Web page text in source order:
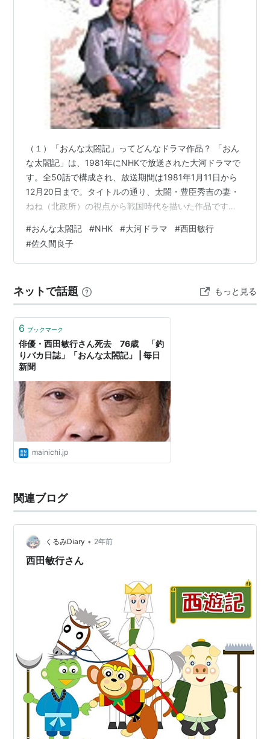
豊臣秀吉＝市川亀治郎
他＝村上弘明、田畑智子、横山めぐみ、高岡早紀、吹石
一恵、星野真里、原田泰造、福士誠治、中村俊介、柴俊
夫、渡辺哲、浜田岳、山崎銀之丞、十朱幸代、高橋英樹
（１）「おんな太閤記」ってどんなドラマ作品？ 「おん
な太閤記」は、1981年にNHKで放送された大河ドラマで
す。全50話で構成され、放送期間は1981年1月11日から
12月20日まで。タイトルの通り、太閤・豊臣秀吉の妻・
ねね（北政所）の視点から戦国時代を描いた作品です。
生き抜いた女性たちの強さや葛藤を、丁寧に描写してい
る点にあります。ねね役を演じた佐久間良子さんの力強
くも温かみのある演技が物語に深みを与え、視聴者の共
ではなく女性の目線でとらえ直したことで、従来の大河
ドラマとは一線を画す作品とな…
#おんな太閤記 #NHK #大河ドラマ #西田敏行
#佐久間良子
ネットで話題 もっと見る
6 ブックマーク
俳優・西田敏行さん死去 76歳 「釣
りバカ日誌」「おんな太閤記」 | 毎日
新聞
mainichi.jp
関連ブログ
くるみDiary • 2年前
西田敏行さん